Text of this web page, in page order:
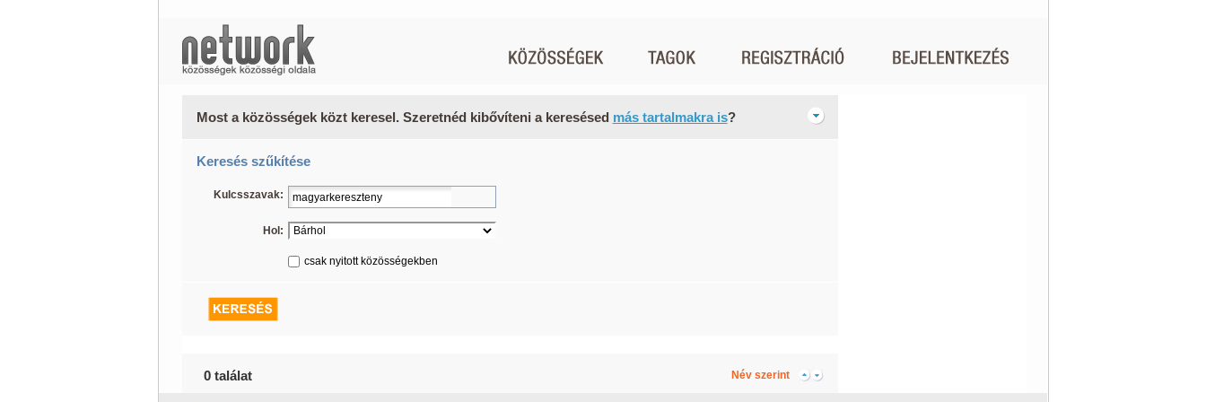
Most a közösségek közt keresel. Szeretnéd kibővíteni a keresésed más tartalmakra is?
Keresés szűkítése
Kulcsszavak:
Hol:
csak nyitott közösségekben
0 találat Név szerint